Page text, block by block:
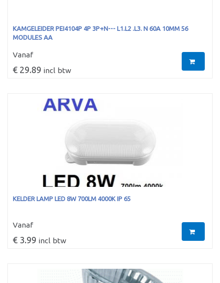
KAMGELEIDER PEI4104P 4P 3P+N--- L1.L2 .L3. N 60A 10MM 56
MODULES AA
Vanaf
€ 29.89 incl btw
KELDER LAMP LED 8W 700LM 4000K IP 65
Vanaf
€ 3.99 incl btw